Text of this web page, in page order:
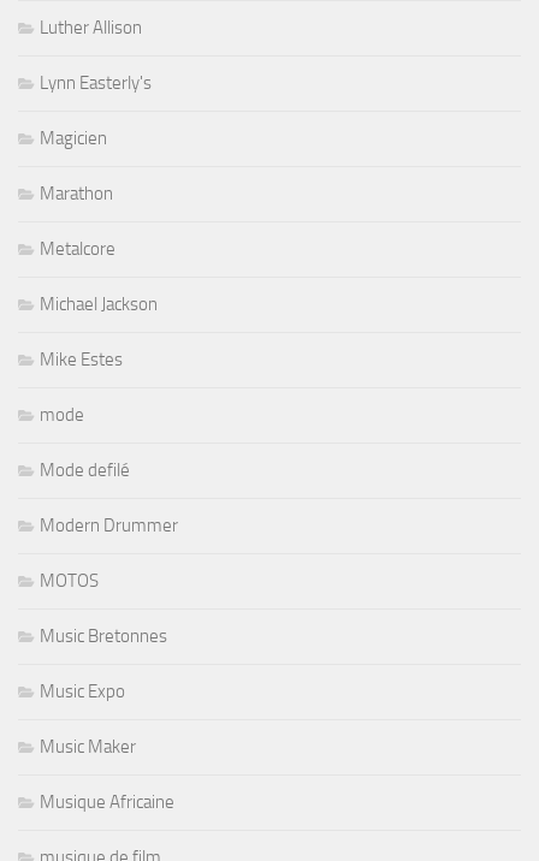
Luther Allison
Lynn Easterly's
Magicien
Marathon
Metalcore
Michael Jackson
Mike Estes
mode
Mode defilé
Modern Drummer
MOTOS
Music Bretonnes
Music Expo
Music Maker
Musique Africaine